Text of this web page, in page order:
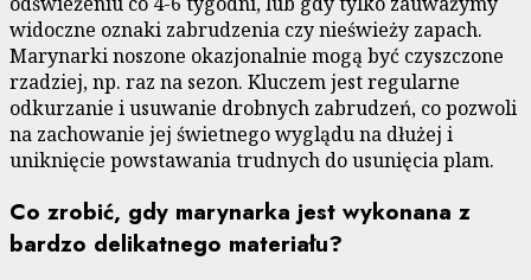
widoczne oznaki zabrudzenia czy nieświeży zapach.
Marynarki noszone okazjonalnie mogą być czyszczone
rzadziej, np. raz na sezon. Kluczem jest regularne
odkurzanie i usuwanie drobnych zabrudzeń, co pozwoli
na zachowanie jej świetnego wyglądu na dłużej i
uniknięcie powstawania trudnych do usunięcia plam.
Co zrobić, gdy marynarka jest wykonana z
bardzo delikatnego materiału?